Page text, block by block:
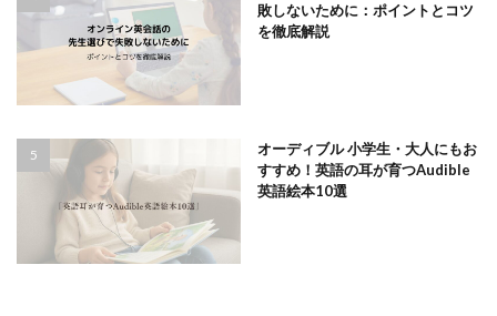
敗しないために：ポイントとコツ
を徹底解説
オーディブル 小学生・大人にもお
すすめ！英語の耳が育つAudible
英語絵本10選